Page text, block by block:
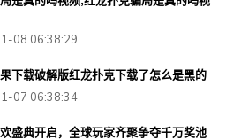
08 06:38:29
下载破解版红龙扑克下载了怎么是黑的
07 06:38:34
盛典开启，全球玩家齐聚争夺千万奖池